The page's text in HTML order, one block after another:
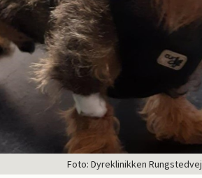
Foto: Dyreklinikken Rungstedvej